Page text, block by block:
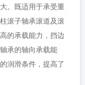
。既适用于承受重
滚子轴承滚道及滚
的承载能力，挡边
承的轴向承载能
润滑条件，提高了